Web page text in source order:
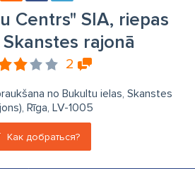
Centrs" SIA, riepas
rajonā
2
no Bukultu ielas, Skanstes
Rīga, LV-1005
Как добраться?